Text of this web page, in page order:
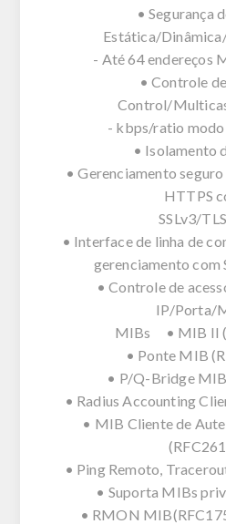
• Segurança
Estática/
- Até 64 endereços
• Controle
Control/
- kbps/ratio
• Isolamento
• Gerenciamento
HTTPS
SSLv3/
• Interface de linha de
gerenciamento com
• Controle de
IP/Porta/
MIBs • MIB II
• Ponte MIB
• P/Q-Bridge
• Radius Accounting
• MIB Cliente de
• Ping Remoto,
• Suporta MIBs
• RMON